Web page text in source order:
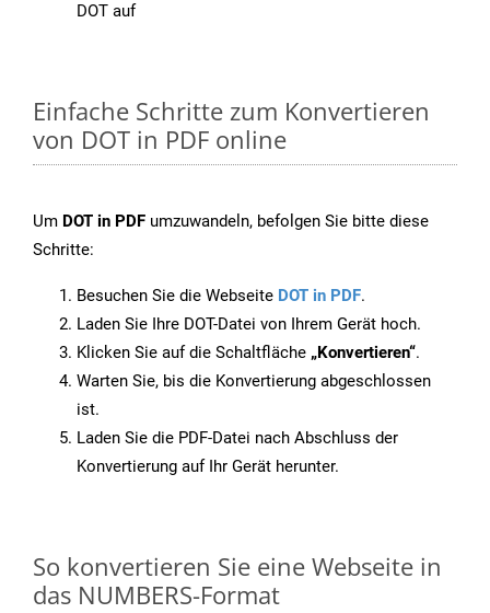
DOT auf
Einfache Schritte zum Konvertieren
von DOT in PDF online
Um DOT in PDF umzuwandeln, befolgen Sie bitte diese
Schritte:
Besuchen Sie die Webseite DOT in PDF.
Laden Sie Ihre DOT-Datei von Ihrem Gerät hoch.
Klicken Sie auf die Schaltfläche „Konvertieren“.
Warten Sie, bis die Konvertierung abgeschlossen
ist.
Laden Sie die PDF-Datei nach Abschluss der
Konvertierung auf Ihr Gerät herunter.
So konvertieren Sie eine Webseite in
das NUMBERS-Format